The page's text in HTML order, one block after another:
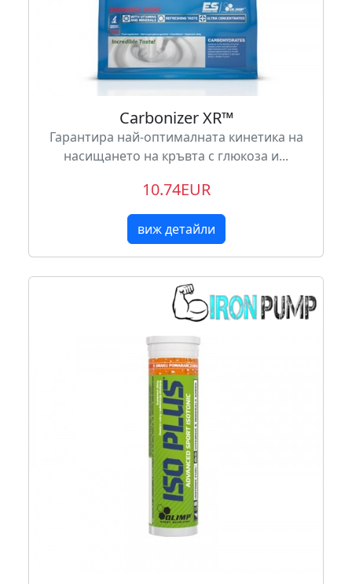
Carbonizer XR™
Гарантира най-оптималната кинетика на
насищането на кръвта с глюкоза и...
10.74EUR
виж детайли